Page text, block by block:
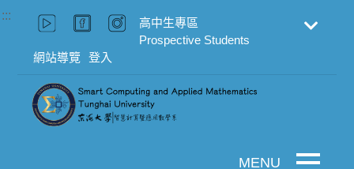
:::
高中生專區
Prospective Students
網站導覽 登入
Toggle